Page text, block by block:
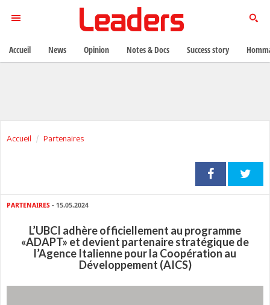
Accueil Partenaires
PARTENAIRES - 15.05.2024
L’UBCI adhère officiellement au programme
«ADAPT» et devient partenaire stratégique de
l’Agence Italienne pour la Coopération au
Développement (AICS)
Accueil News Opinion Notes & Docs Success story